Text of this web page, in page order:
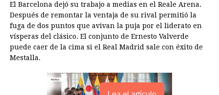
El Barcelona dejó su trabajo a medias en el Reale Arena.
Después de remontar la ventaja de su rival permitió la
fuga de dos puntos que avivan la puja por el liderato en
vísperas del clásico. El conjunto de Ernesto Valverde
puede caer de la cima si el Real Madrid sale con éxito de
Mestalla.